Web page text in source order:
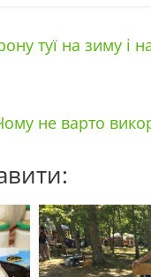
туї на зиму і
не варто